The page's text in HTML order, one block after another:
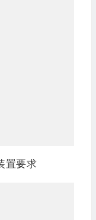
置要求